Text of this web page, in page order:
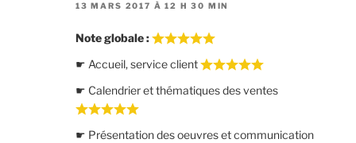
13 MARS 2017 À 12 H 30 MIN
Note globale :
☛ Accueil, service client
☛ Calendrier et thématiques des ventes
☛ Présentation des oeuvres et communication